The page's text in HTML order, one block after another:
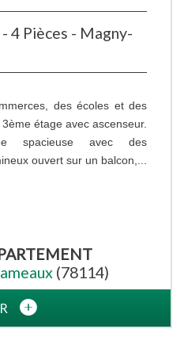
4 Pièces - Magny-
des écoles et des
étage avec ascenseur.
spacieuse avec des
ouvert sur un balcon,...
(78114)